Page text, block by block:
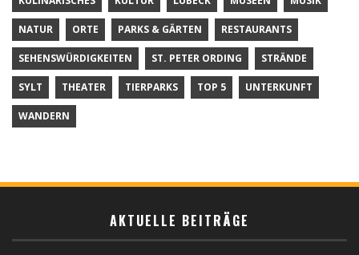
NATUR ORTE PARKS & GÄRTEN RESTAURANTS
SEHENSWÜRDIGKEITEN ST. PETER ORDING STRÄNDE
SYLT THEATER TIERPARKS TOP 5 UNTERKUNFT
WANDERN
AKTUELLE BEITRÄGE